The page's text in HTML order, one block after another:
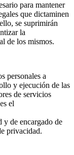
para mantener
que dictaminen
se suprimirán
la
de los mismos.
personales a
y ejecución de las
de servicios
el
y de encargado de
privacidad.